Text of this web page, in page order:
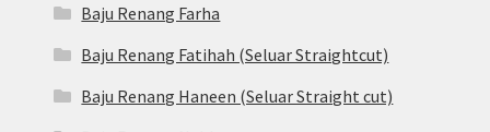
Baju Renang Farha
Baju Renang Fatihah (Seluar Straightcut)
Baju Renang Haneen (Seluar Straight cut)